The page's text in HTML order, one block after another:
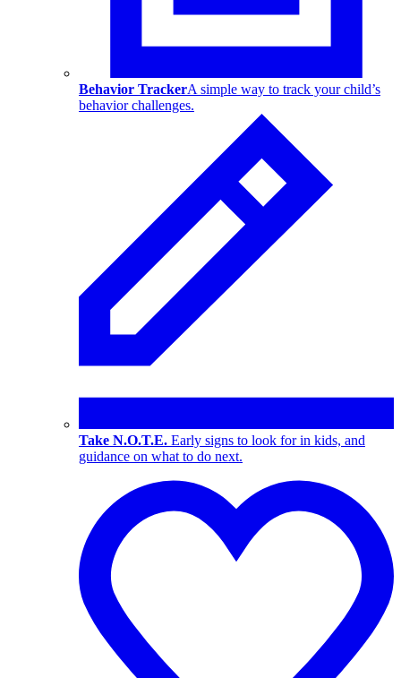
Behavior TrackerA simple way to track your child’s
behavior challenges.
Take N.O.T.E. Early signs to look for in kids, and
guidance on what to do next.